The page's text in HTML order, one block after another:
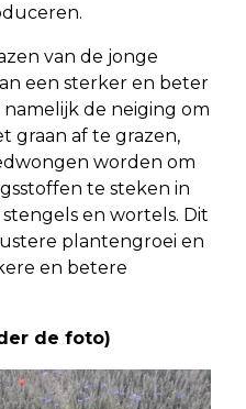
van de jonge
een sterker en beter
de neiging om
graan af te grazen,
worden om
te steken in
en wortels. Dit
plantengroei en
en betere
de foto)